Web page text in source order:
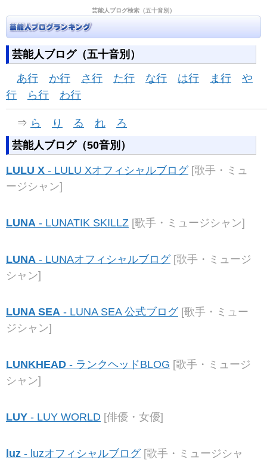
芸能人ブログ検索（五十音別）
芸能人ブログ（五十音別）
あ行
か行 さ行 た行 な行 は行 ま行
や
行
ら行 わ行
⇒ ら り る れ
ろ
芸能人ブログ（50音別）
LULU X - LULU Xオフィシャルブログ [歌手・ミュ
ージシャン]
LUNA - LUNATIK SKILLZ [歌手・ミュージシャン]
LUNA - LUNAオフィシャルブログ [歌手・ミュージ
シャン]
LUNA SEA - LUNA SEA 公式ブログ [歌手・ミュー
ジシャン]
LUNKHEAD - ランクヘッドBLOG [歌手・ミュージ
シャン]
LUY - LUY WORLD [俳優・女優]
luz - luzオフィシャルブログ [歌手・ミュージシャ